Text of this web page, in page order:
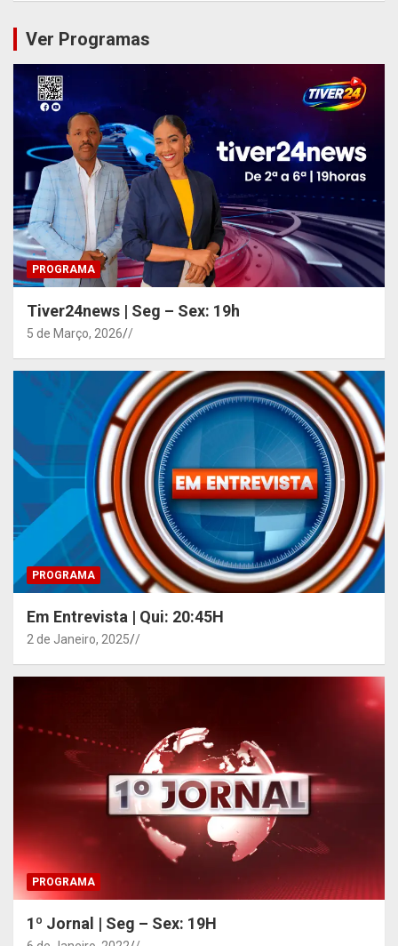
Ver Programas
PROGRAMA
Tiver24news | Seg – Sex: 19h
5 de Março, 2026 /
PROGRAMA
Em Entrevista | Qui: 20:45H
2 de Janeiro, 2025 /
PROGRAMA
1º Jornal | Seg – Sex: 19H